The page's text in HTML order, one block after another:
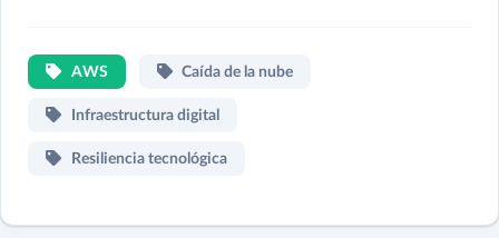
AWS Caída de la nube
Infraestructura digital
Resiliencia tecnológica